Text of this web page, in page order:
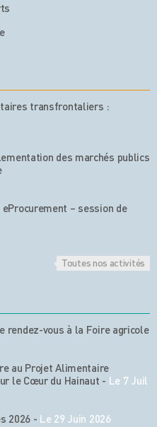
transfrontaliers :
des marchés publics
– session de
Toutes nos activités
rendez-vous à la Foire agricole
au Projet Alimentaire
le Cœur du Hainaut - Le 7 Juil
2026 - Le 29 Juin 2026